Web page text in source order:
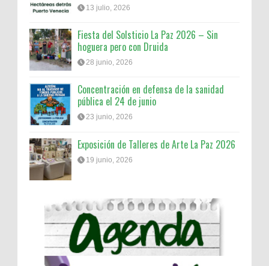
13 julio, 2026
Fiesta del Solsticio La Paz 2026 – Sin
hoguera pero con Druida
28 junio, 2026
Concentración en defensa de la sanidad
pública el 24 de junio
23 junio, 2026
Exposición de Talleres de Arte La Paz 2026
19 junio, 2026